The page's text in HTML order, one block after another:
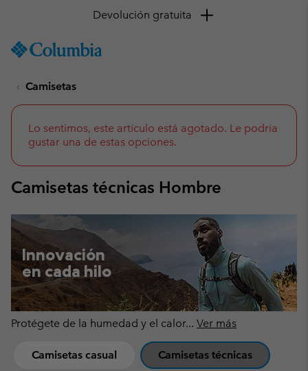
TO
SKIP
NAV
SKIP
TO
SEARCH
Devolución gratuita
Camisetas
Lo sentimos, este artículo está agotado. Le podria
gustar una de estas opciones.
Camisetas técnicas Hombre
Innovación
en cada hilo
Protégete de la humedad y el calor... Ver más
Camisetas casual Camisetas técnicas